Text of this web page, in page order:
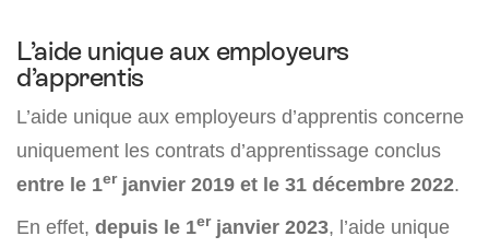
L’aide unique aux employeurs
d’apprentis
L’aide unique aux employeurs d’apprentis concerne
uniquement les contrats d’apprentissage conclus
entre le 1erjanvier 2019 et le 31 décembre 2022.
En effet, depuis le 1erjanvier 2023, l’aide unique